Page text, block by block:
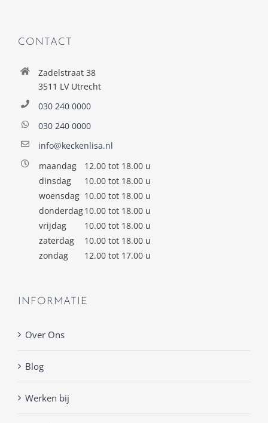
CONTACT
Zadelstraat 38
3511 LV Utrecht
030 240 0000
030 240 0000
info@keckenlisa.nl
maandag
12.00 tot 18.00 u
dinsdag
10.00 tot 18.00 u
woensdag 10.00 tot 18.00 u
donderdag10.00 tot 18.00 u
vrijdag
10.00 tot 18.00 u
zaterdag
10.00 tot 18.00 u
zondag
12.00 tot 17.00 u
INFORMATIE
Over Ons
Blog
Werken bij